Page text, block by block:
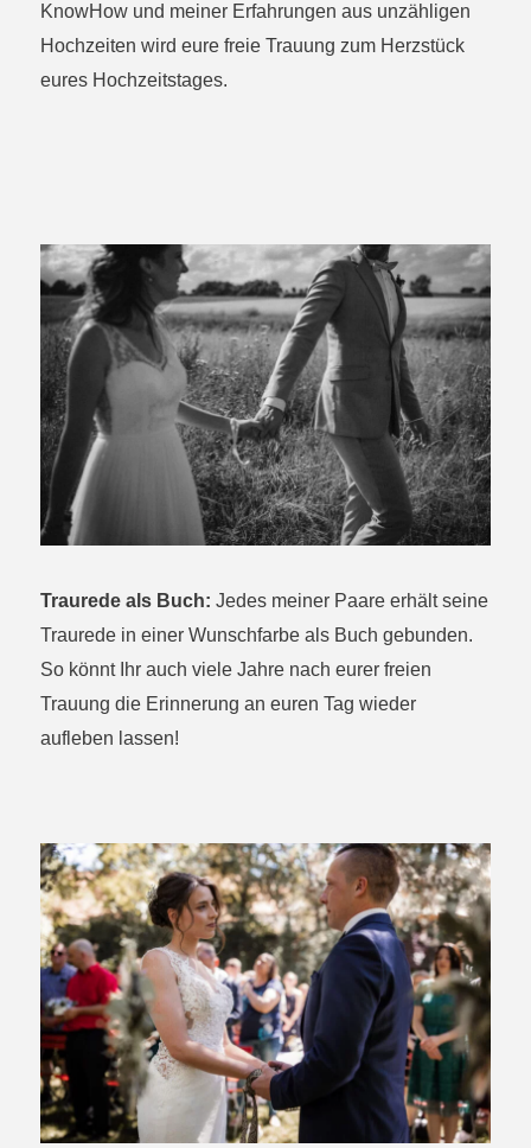
KnowHow und meiner Erfahrungen aus unzähligen
Hochzeiten wird eure freie Trauung zum Herzstück
eures Hochzeitstages.
Traurede als Buch: Jedes meiner Paare erhält seine
Traurede in einer Wunschfarbe als Buch gebunden.
So könnt Ihr auch viele Jahre nach eurer freien
Trauung die Erinnerung an euren Tag wieder
aufleben lassen!